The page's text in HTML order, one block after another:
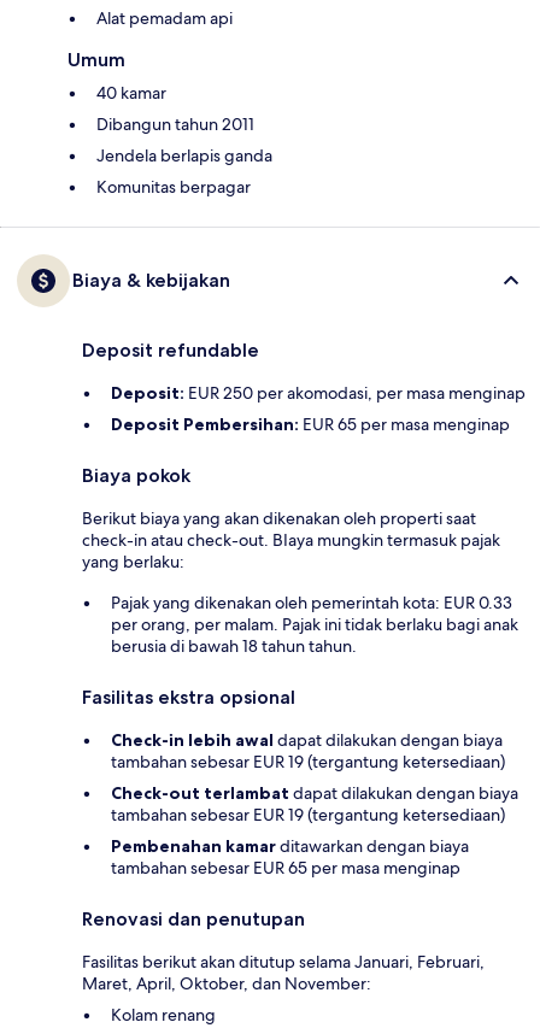
Alat pemadam api
Umum
40 kamar
Dibangun tahun 2011
Jendela berlapis ganda
Komunitas berpagar
Biaya & kebijakan
Deposit refundable
Deposit: EUR 250 per akomodasi, per masa menginap
Deposit Pembersihan: EUR 65 per masa menginap
Biaya pokok
Berikut biaya yang akan dikenakan oleh properti saat
check-in atau check-out. BIaya mungkin termasuk pajak
yang berlaku:
Pajak yang dikenakan oleh pemerintah kota: EUR 0.33
per orang, per malam. Pajak ini tidak berlaku bagi anak
berusia di bawah 18 tahun tahun.
Fasilitas ekstra opsional
Check-in lebih awal dapat dilakukan dengan biaya
tambahan sebesar EUR 19 (tergantung ketersediaan)
Check-out terlambat dapat dilakukan dengan biaya
tambahan sebesar EUR 19 (tergantung ketersediaan)
Pembenahan kamarditawarkan dengan biaya
tambahan sebesar EUR 65 per masa menginap
Renovasi dan penutupan
Fasilitas berikut akan ditutup selama Januari, Februari,
Maret, April, Oktober, dan November:
Kolam renang